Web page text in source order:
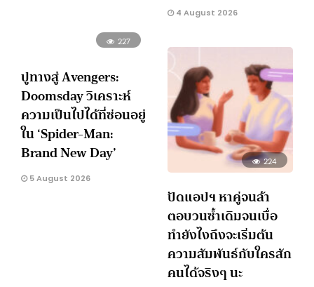
4 August 2026
227
ปูทางสู่ Avengers:
Doomsday วิเคราะห์
ความเป็นไปได้ที่ซ่อนอยู่
ใน ‘Spider-Man:
Brand New Day’
5 August 2026
224
ปัดแอปฯ หาคู่จนล้า
ตอบวนซ้ำเดิมจนเบื่อ
ทำยังไงถึงจะเริ่มต้น
ความสัมพันธ์กับใครสัก
คนได้จริงๆ นะ